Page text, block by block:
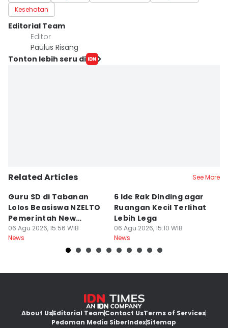
Kesehatan
Editorial Team
Editor
Paulus Risang
Tonton lebih seru di
Related Articles See More
Guru SD di Tabanan
Lolos Beasiswa NZELTO
Pemerintah New
Zealand
06 Agu 2026, 15:56 WIB
News
6 Ide Rak Dinding agar
Ruangan Kecil Terlihat
Lebih Lega
06 Agu 2026, 15:10 WIB
News
About UsEditorial TeamContact UsTerms of Services
Pedoman Media SiberIndexSitemap